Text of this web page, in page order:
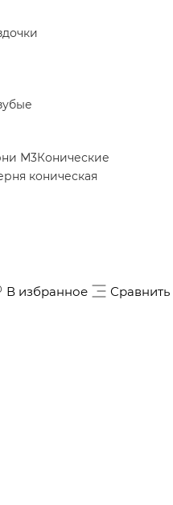
М3Конические
коническая
В избранное Сравнить